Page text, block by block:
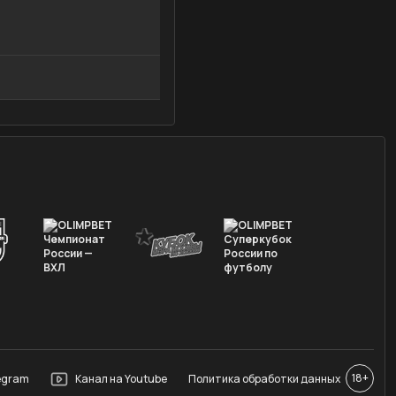
Канал на Youtube Политика обработки данных 18+